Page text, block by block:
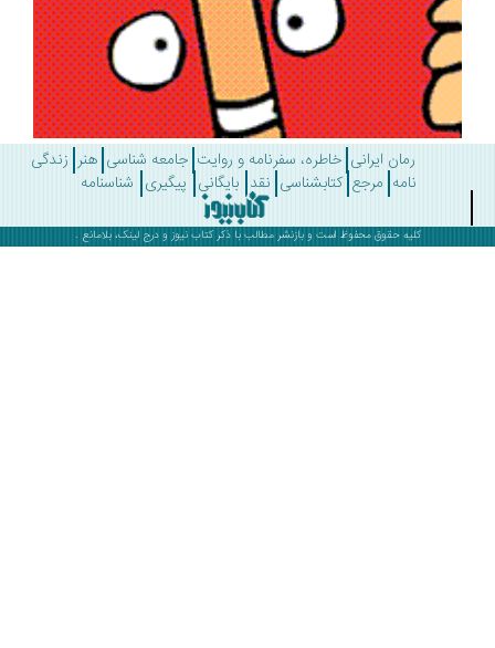
رمان ایرانی خاطره، سفرنامه و روایت جامعه شناسی هنر زندگی
مرجع کتابشناسی نقد بایگانی پیگیری شناسنامه
کلیه حقوق محفوظ است و بازنشر مطالب با ذکرکتاب نیوزو درج لینک، بلامانع .